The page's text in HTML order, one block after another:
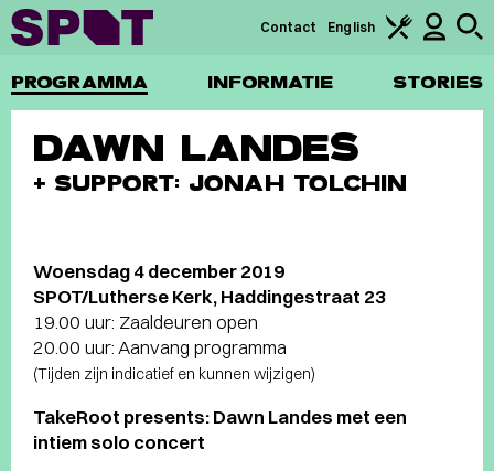
PROGRAMMA INFORMATIE STORIES
Contact English
DAWN LANDES
+ SUPPORT: JONAH TOLCHIN
Woensdag 4 december 2019
SPOT/Lutherse Kerk, Haddingestraat 23
19.00 uur: Zaaldeuren open
20.00 uur: Aanvang programma
(Tijden zijn indicatief en kunnen wijzigen)
TakeRoot presents: Dawn Landes met een
intiem solo concert